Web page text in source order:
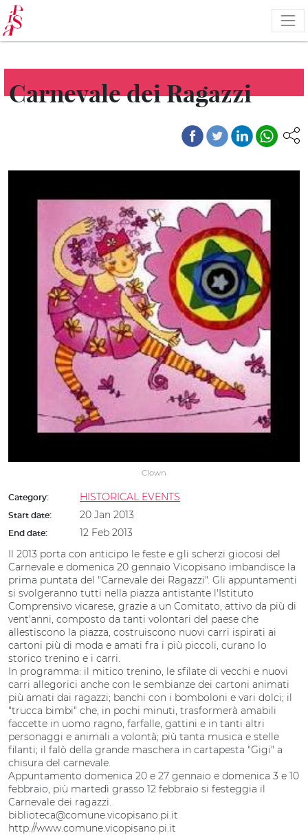
Skip
to
main
content
Carnevale dei Ragazzi
Clown
Category: HISTORICAL EVENTS
Start date: 20 Jan 2013
End date:
12 Feb 2013
Il 2013 porta con anticipo le feste e gli scherzi giocosi del
Carnevale e domenica 20 gennaio Vicopisano imbandisce la
prima puntata del "Carnevale dei Ragazzi". Gli appuntamenti
si svolgeranno tutti nella piazza antistante l'Istituto
Comprensivo vicarese, grazie a un Comitato, attivo da più di
vent'anni, composto da tanti volontari del paese che
allestiscono la piazza, costruiscono nuovi carri ispirati ai
cartoni più di moda e amati fra i più piccoli, curano lo
storico trenino e i carri.
In programma: il mitico trenino, le sfilate di vecchi e nuovi
carri allegorici anche con le sembianze dei cartoni animati
più amati dai ragazzi; banchi con i bomboloni e vari dolci; il
"trucca bimbi" che, in pochi minuti, trasformerà amabili
faccette in uomo ragno, farfalle, gattini e in tanti altri
personaggi e animali a volontà; più tanta musica e stelle
filanti; il falò della grande maschera in cartapesta "Gigi" a
chisura del carnevale.
Appuntamento domenica 20 e 27 gennaio e domenica 3 e 10
febbraio, più martedì grasso 12 febbraio si festeggia il
Carnevale dei ragazzi.
biblioteca@comune.vicopisano.pi.it
http://www.comune.vicopisano.pi.it